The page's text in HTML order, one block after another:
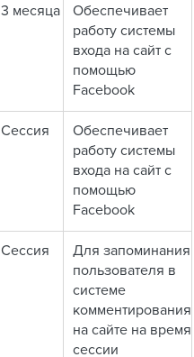
3 месяца
Обеспечивает
работу системы
входа на сайт с
помощью
Facebook
Сессия
Обеспечивает
работу системы
входа на сайт с
помощью
Facebook
Сессия
Для запоминания
пользователя в
системе
комментирования
на сайте на время
сессии